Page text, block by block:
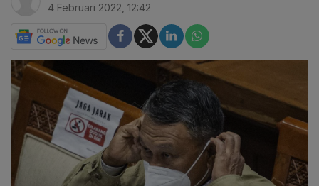
4 Februari 2022, 12:42